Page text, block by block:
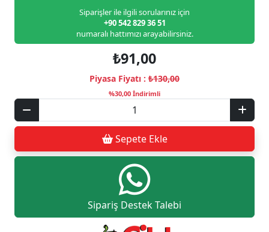
Siparişler ile ilgili sorularınız için
+90 542 829 36 51
numaralı hattımızı arayabilirsiniz.
₺91,00
Piyasa Fiyatı : ₺130,00
%30,00 İndirimli
Sepete Ekle
Sipariş Destek Talebi